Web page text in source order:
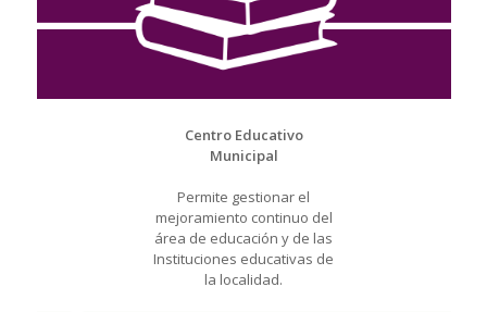
Centro Educativo
Municipal
Permite gestionar el
mejoramiento continuo del
área de educación y de las
Instituciones educativas de
la localidad.